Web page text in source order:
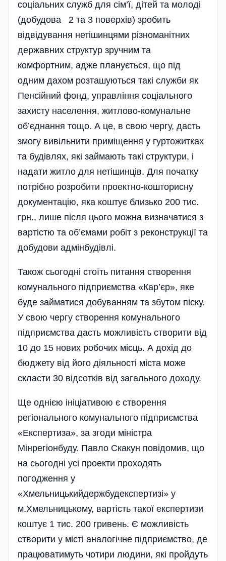
соці­альних служб для сім’ї, дітей та молоді
(добудова 2 та 3 поверхів) зробить
відвідування нетішинцями різноманітних
державних структур зручним та
комфортним, адже планується, що під
одним дахом розташуються такі служби як
Пенсійний фонд, управління соціального
захисту населення, житлово-комунальне
об’єд­нання тощо. А це, в свою чергу, дасть
змогу вивільнити приміщення у гуртожитках
та будівлях, які займають такі структури, і
надати житло для неті­шин­ців. Для початку
потрібно розробити проектно-кошторисну
документацію, яка коштує близько 200 тис.
грн., лише після цього можна визначатися з
вартістю та об’ємами робіт з реконструкції та
добудови адмінбудівлі.
Також сьогодні стоїть питання створення
комуна­льного підприємства «Ка­р’єр», яке
буде займатися добуванням та збутом піску.
У свою чергу створення комунального
підприємства дасть можливість створити від
10 до 15 нових робочих місць. А дохід до
бюджету від його діяльності міста може
скласти 30 відсотків від загального доходу.
Ще однією ініціативою є створення
регіонального комунального підприємства
«Експертиза», за згоди міністра
Мінрегіонбуду. Павло Скакун повідомив, що
на сьогодні усі проекти проходять
погодження у
«Хмельницькийдержбудекспертизі» у
м.Хмельницькому, вартість такої експертизи
коштує 1 тис. 200 гривень. Є можливість
створити у місті аналогічне підприємство, де
працюватимуть чотири людини, які пройдуть